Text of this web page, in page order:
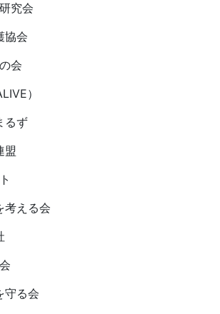
究会
協会
会
）
るず
盟
考える会
守る会